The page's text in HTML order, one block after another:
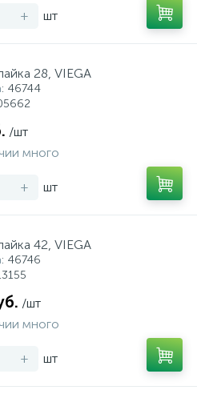
+ шт
28, VIEGA
: 46744
/шт
много
+ шт
42, VIEGA
: 46746
/шт
много
+ шт